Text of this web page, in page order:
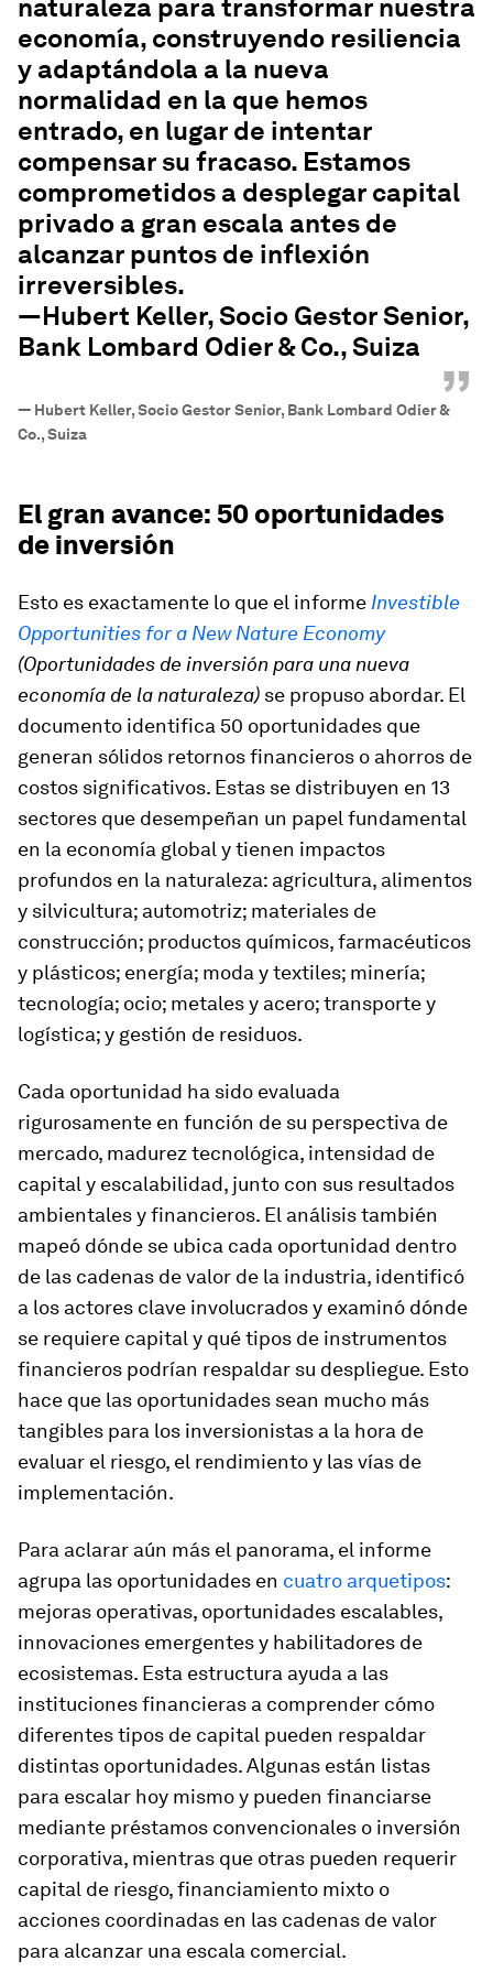
naturaleza para transformar nuestra
economía, construyendo resiliencia
y adaptándola a la nueva
normalidad en la que hemos
entrado, en lugar de intentar
compensar su fracaso. Estamos
comprometidos a desplegar capital
privado a gran escala antes de
alcanzar puntos de inflexión
irreversibles.
—Hubert Keller, Socio Gestor Senior,
Bank Lombard Odier & Co., Suiza
”
— Hubert Keller, Socio Gestor Senior, Bank Lombard Odier &
Co., Suiza
El gran avance: 50 oportunidades
de inversión
Esto es exactamente lo que el informe Investible
Opportunities for a New Nature Economy
(Oportunidades de inversión para una nueva
economía de la naturaleza) se propuso abordar. El
documento identifica 50 oportunidades que
generan sólidos retornos financieros o ahorros de
costos significativos. Estas se distribuyen en 13
sectores que desempeñan un papel fundamental
en la economía global y tienen impactos
profundos en la naturaleza: agricultura, alimentos
y silvicultura; automotriz; materiales de
construcción; productos químicos, farmacéuticos
y plásticos; energía; moda y textiles; minería;
tecnología; ocio; metales y acero; transporte y
logística; y gestión de residuos.
Cada oportunidad ha sido evaluada
rigurosamente en función de su perspectiva de
mercado, madurez tecnológica, intensidad de
capital y escalabilidad, junto con sus resultados
ambientales y financieros. El análisis también
mapeó dónde se ubica cada oportunidad dentro
de las cadenas de valor de la industria, identificó
a los actores clave involucrados y examinó dónde
se requiere capital y qué tipos de instrumentos
financieros podrían respaldar su despliegue. Esto
hace que las oportunidades sean mucho más
tangibles para los inversionistas a la hora de
evaluar el riesgo, el rendimiento y las vías de
implementación.
Para aclarar aún más el panorama, el informe
agrupa las oportunidades en cuatro arquetipos:
mejoras operativas, oportunidades escalables,
innovaciones emergentes y habilitadores de
ecosistemas. Esta estructura ayuda a las
instituciones financieras a comprender cómo
diferentes tipos de capital pueden respaldar
distintas oportunidades. Algunas están listas
para escalar hoy mismo y pueden financiarse
mediante préstamos convencionales o inversión
corporativa, mientras que otras pueden requerir
capital de riesgo, financiamiento mixto o
acciones coordinadas en las cadenas de valor
para alcanzar una escala comercial.